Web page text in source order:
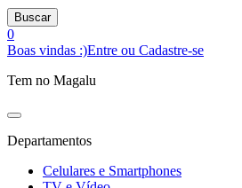
Buscar
0
Boas vindas :)Entre ou Cadastre-se
Tem no Magalu
Departamentos
Celulares e Smartphones